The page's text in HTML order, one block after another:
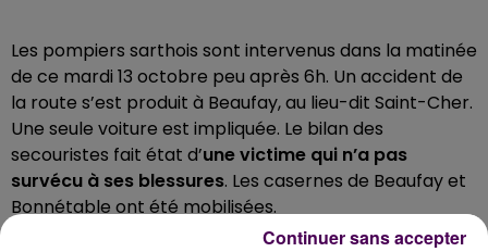
Les pompiers sarthois sont intervenus dans la matinée
de ce mardi 13 octobre peu après 6h. Un accident de
la route s’est produit à Beaufay, au lieu-dit Saint-Cher.
Une seule voiture est impliquée. Le bilan des
secouristes fait état d’une victime qui n’a pas
survécu à ses blessures. Les casernes de Beaufay et
Bonnétable ont été mobilisées.
Continuer sans accepter